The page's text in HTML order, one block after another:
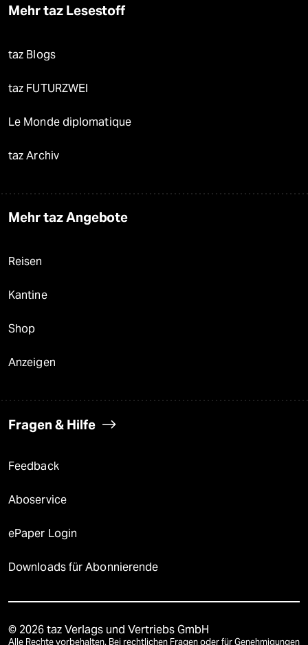
Mehr taz Lesestoff
taz Blogs
taz FUTURZWEI
Le Monde diplomatique
taz Archiv
Mehr taz Angebote
Reisen
Kantine
Shop
Anzeigen
Fragen & Hilfe
Feedback
Aboservice
ePaper Login
Downloads für Abonnierende
© 2026 taz Verlags und Vertriebs GmbH
Alle Rechte vorbehalten. Bei rechtlichen Fragen oder für Genehmigungen